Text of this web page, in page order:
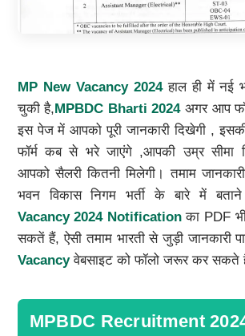
MP New Vacancy 2024हाल ही में नई
चुकी है,MPBDC Bharti 2024अगर आप
इस पेज में आपको पूरी जानकारी दिखेगी ,
फॉर्म कब से भरे जाएंगे ,आपकी उम्र सीमा
आपको सैलरी कितनी मिलेगी। तमाम
भवन विकास निगम भर्ती के बारे में बताने
Vacancy 2024 Notificationका PDF
सकतें हैं, ऐसी तमाम भारती से जुड़ी जानकारी
Vacancyवेबसाइट को फॉलो जरूर कर सकते
MPBDC Recruitment